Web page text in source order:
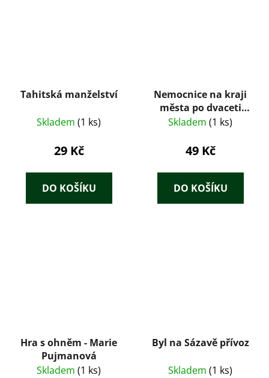
Tahitská manželství
Skladem (1 ks)
29 Kč
DO KOŠÍKU
Nemocnice na kraji
města po dvaceti
letech : televizní
stejnojmenného
Skladem (1 ks)
49 Kč
DO KOŠÍKU
Hra s ohněm - Marie
Pujmanová
Skladem (1 ks)
Byl na Sázavě přívoz
Skladem (1 ks)